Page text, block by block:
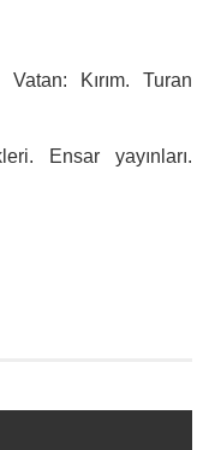
Kırım. Turan
Ensar yayınları.